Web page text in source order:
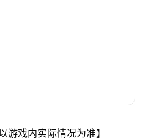
游戏内实际情况为准】